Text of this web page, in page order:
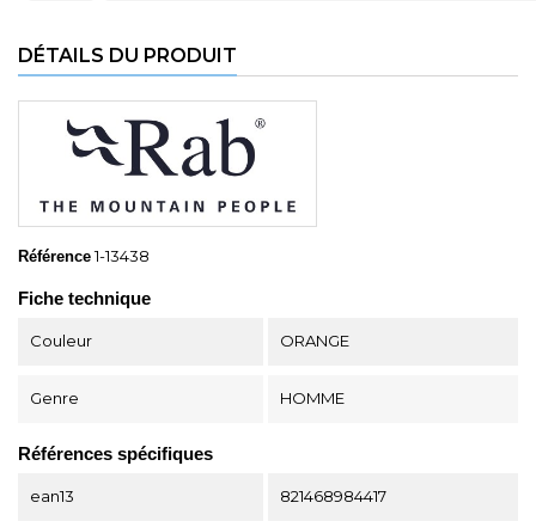
DÉTAILS DU PRODUIT
Référence 1-13438
Fiche technique
Couleur ORANGE
Genre HOMME
Références spécifiques
ean13 821468984417